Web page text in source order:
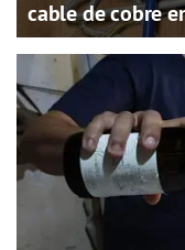
cable de cobre